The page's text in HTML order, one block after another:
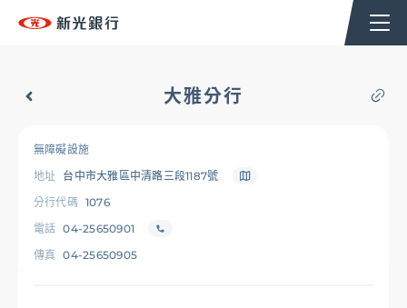
台新新光集團
OMNI-U
信用卡
大雅分行
無障礙設施
地址 台中市大雅區中清路三段1187號
分行代碼 1076
電話 04-25650901
傳真 04-25650905